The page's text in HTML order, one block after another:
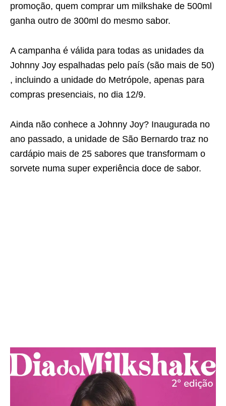
promoção, quem comprar um milkshake de 500ml
ganha outro de 300ml do mesmo sabor.
A campanha é válida para todas as unidades da
Johnny Joy espalhadas pelo país (são mais de 50)
, incluindo a unidade do Metrópole, apenas para
compras presenciais, no dia 12/9.
Ainda não conhece a Johnny Joy? Inaugurada no
ano passado, a unidade de São Bernardo traz no
cardápio mais de 25 sabores que transformam o
sorvete numa super experiência doce de sabor.